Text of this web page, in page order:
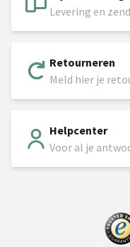
Levering en
Retourneren
Meld hier je
Helpcenter
Voor al je